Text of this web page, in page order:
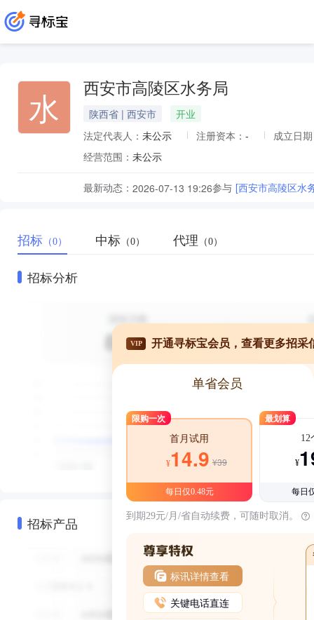
水 西安市高陵区水务局
陕西省 | 西安市
开业
法定代表人： 未公示 注册资本： -
成立日
经营范围： 未公示
最新动态： 2026-07-13 19:26参与 [西安市高陵区水
招标 （0） 中标 （0） 代理 （0）
招标分析
招标产品
VIP 开通寻标宝会员，查看更多招采
单省会员
限购一次
首月试用
¥14.9 ¥39
每日仅0.48元
最划算
12
¥
每日
到期29元/月/省自动续费，可随时取消。
标讯详情查看
关键电话直连